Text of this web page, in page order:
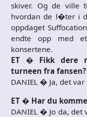
skiver. Og de ville
hvordan de l�ter i
oppdaget
endte opp med
konsertene.
ET � Fikk dere
turneen fra fansen?
DANIEL � Ja, det
ET � Har du
DANIEL � Jo da,